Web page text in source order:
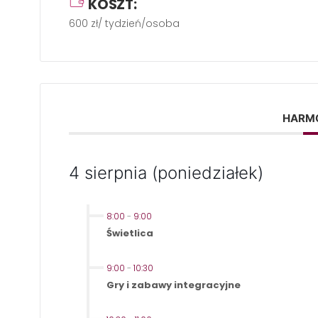
KOSZT:
600 zł/ tydzień/osoba
4 sierpnia (poniedziałek)
8:00 - 9:00
Świetlica
9:00 - 10:30
Gry i zabawy integracyjne